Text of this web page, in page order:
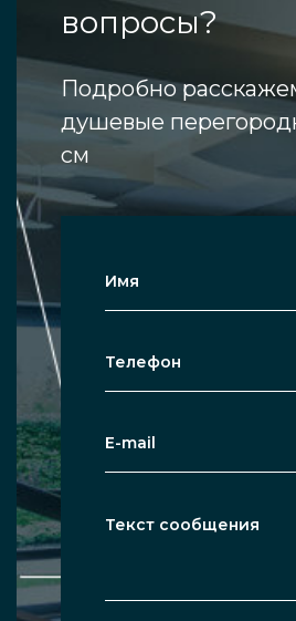
вопросы?
Подробно
душевые
см